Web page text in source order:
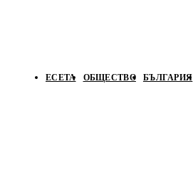
ЕСЕТА ОБЩЕСТВО БЪЛГАРИЯ